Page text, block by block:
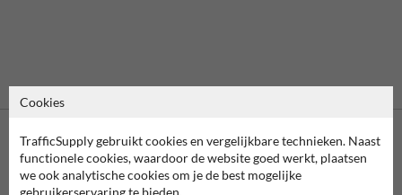
Cookies
TrafficSupply gebruikt cookies en vergelijkbare technieken. Naast
functionele cookies, waardoor de website goed werkt, plaatsen
we ook analytische cookies om je de best mogelijke
gebruikerservaring te bieden.